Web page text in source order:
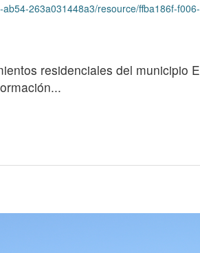
263a031448a3/resource/ffba186f-
residenciales del municipio